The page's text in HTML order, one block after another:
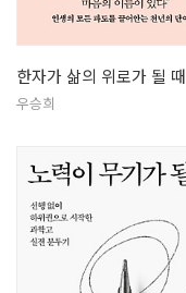
한자가 삶의 위로가 될 때
우승희